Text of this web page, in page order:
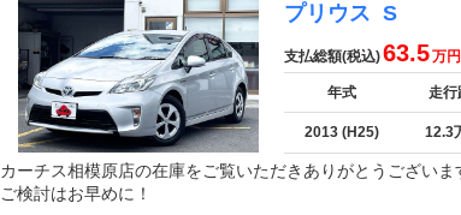
プリウス S
支払総額(税込)63.5万円
年式 走行
2013 (H25) 12.3
カーチス相模原店の在庫をご覧いただきありがとうござい
ご検討はお早めに！